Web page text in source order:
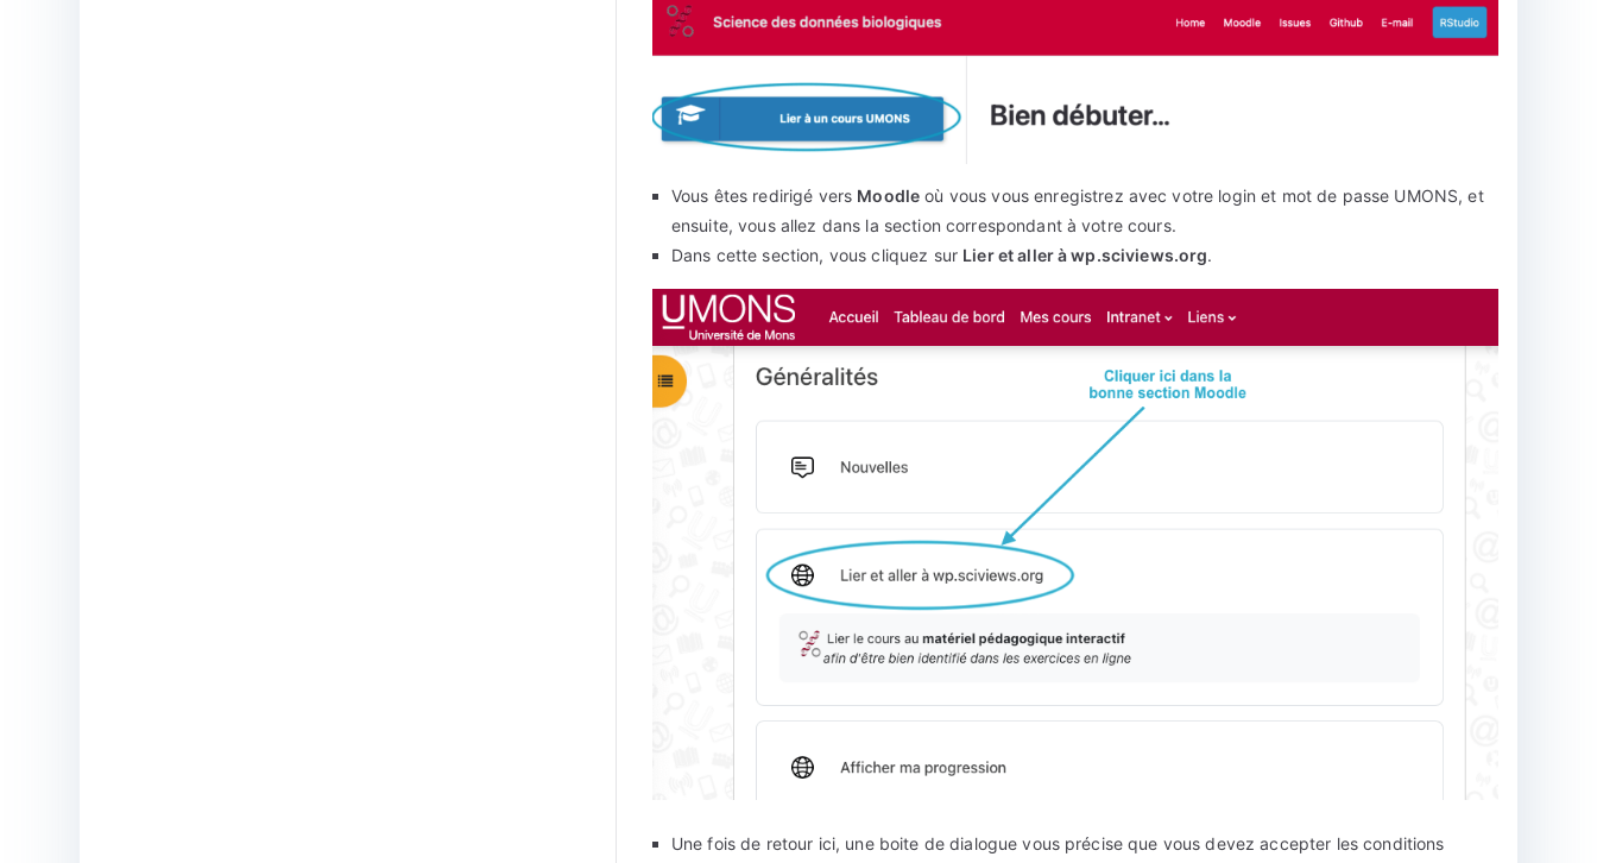
Vous êtes redirigé vers Moodle où vous vous enregistrez avec votre login et mot de passe UMONS, et
ensuite, vous allez dans la section correspondant à votre cours.
Dans cette section, vous cliquez sur Lier et aller à wp.sciviews.org.
Une fois de retour ici, une boite de dialogue vous précise que vous devez accepter les conditions